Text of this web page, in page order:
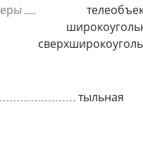
тыльная